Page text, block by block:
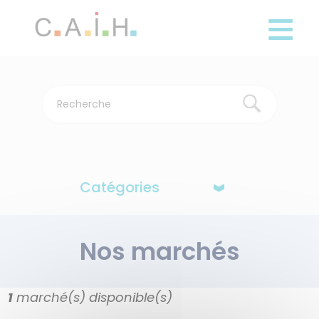
Panneau de gestion des cookies
Catégories
Nos marchés
1 marché(s) disponible(s)